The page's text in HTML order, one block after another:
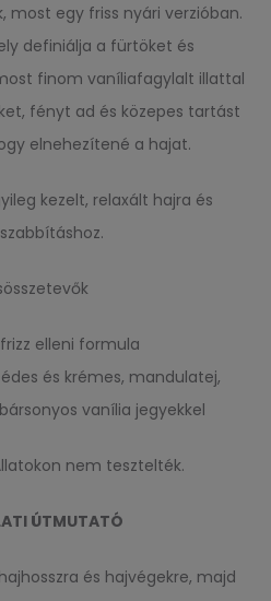
most egy friss nyári verzióban.
definiálja a fürtöket és
finom vaníliafagylalt illattal
fényt ad és közepes tartást
elnehezítené a hajat.
kezelt, relaxált hajra és
elleni formula
és krémes, mandulatej,
vanília jegyekkel
nem tesztelték.
ÚTMUTATÓ
és hajvégekre, majd